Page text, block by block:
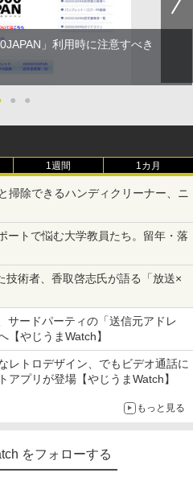
」利用時に注意すべき
● ●
1週間 1カ月
掃除できるハンディクリーナー、ニ
ートで悩む大学教員たち。留年・落
技術者、香取啓志氏が語る「放送×
サードパーティの「送信元アドレ
【やじうまWatch】
レトロデザイン、でもビデオ通話に
アプリが登場【やじうまWatch】
もっと見る
をフォローする